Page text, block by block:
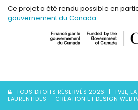
Ce projet a été rendu possible en
gouvernement du Canada
TOUS DROITS RÉSERVÉS 2026
TVBL,
LAURENTIDES
CRÉATION ET DESIGN WEB